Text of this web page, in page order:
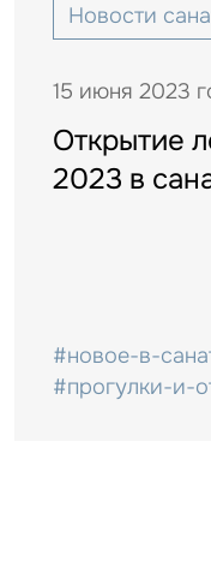
Новости
15 июня 2023
Открытие
2023 в
#новое-в-
#прогулки-и-